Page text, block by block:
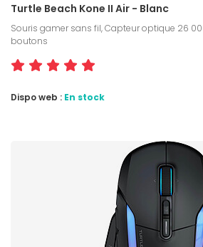
Turtle Beach Kone II Air - Blanc
Souris gamer sans fil, Capteur optique 26
boutons
Dispo web : En stock